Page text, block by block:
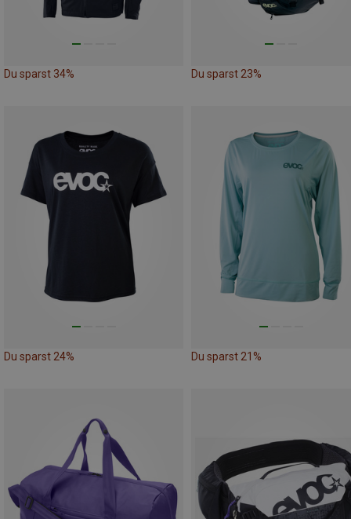
Du sparst 34% Du sparst 23%
Du sparst 24% Du sparst 21%